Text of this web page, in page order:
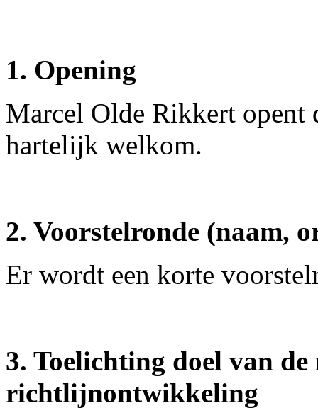
1. Opening
Marcel Olde Rikkert opent
hartelijk welkom.
2. Voorstelronde (naam,
Er wordt een korte
3. Toelichting doel van de
richtlijnontwikkeling